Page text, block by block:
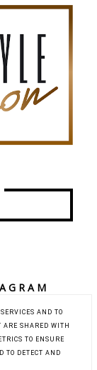
AND TO
ARE SHARED WITH
TO ENSURE
TO DETECT AND